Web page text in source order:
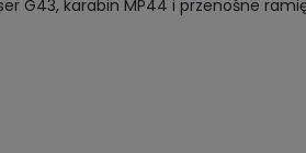
G43, karabin MP44 i przenośne